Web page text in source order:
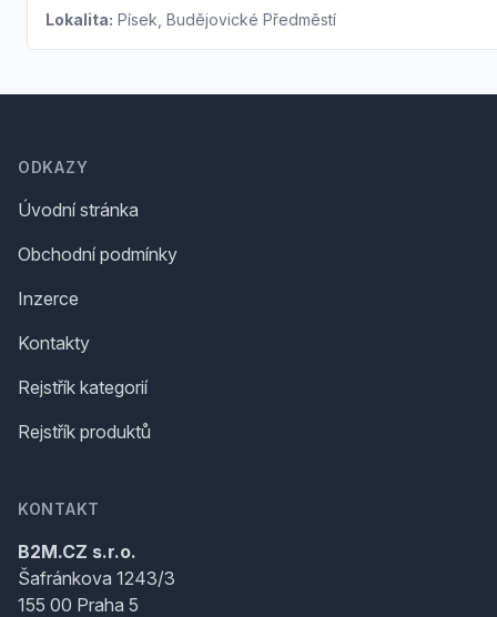
Lokalita: Písek, Budějovické Předměstí
ODKAZY
Úvodní stránka
Obchodní podmínky
Inzerce
Kontakty
Rejstřík kategorií
Rejstřík produktů
KONTAKT
B2M.CZ s.r.o.
Šafránkova 1243/3
155 00 Praha 5